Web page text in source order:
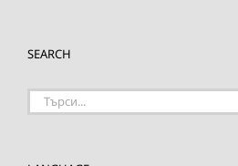
SEARCH
Търсене